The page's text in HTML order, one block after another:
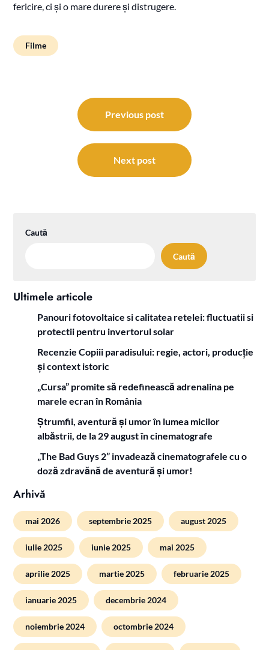
fericire, ci și o mare durere și distrugere.
Filme
Previous post
Next post
Caută
Caută
Ultimele articole
Panouri fotovoltaice si calitatea retelei: fluctuatii si
protectii pentru invertorul solar
Recenzie Copiii paradisului: regie, actori, producție
și context istoric
„Cursa” promite să redefinească adrenalina pe
marele ecran în România
Ștrumfii, aventură și umor în lumea micilor
albăstrii, de la 29 august în cinematografe
„The Bad Guys 2” invadează cinematografele cu o
doză zdravănă de aventură și umor!
Arhivă
mai 2026 septembrie 2025 august 2025
iulie 2025 iunie 2025 mai 2025
aprilie 2025 martie 2025 februarie 2025
ianuarie 2025 decembrie 2024
noiembrie 2024 octombrie 2024